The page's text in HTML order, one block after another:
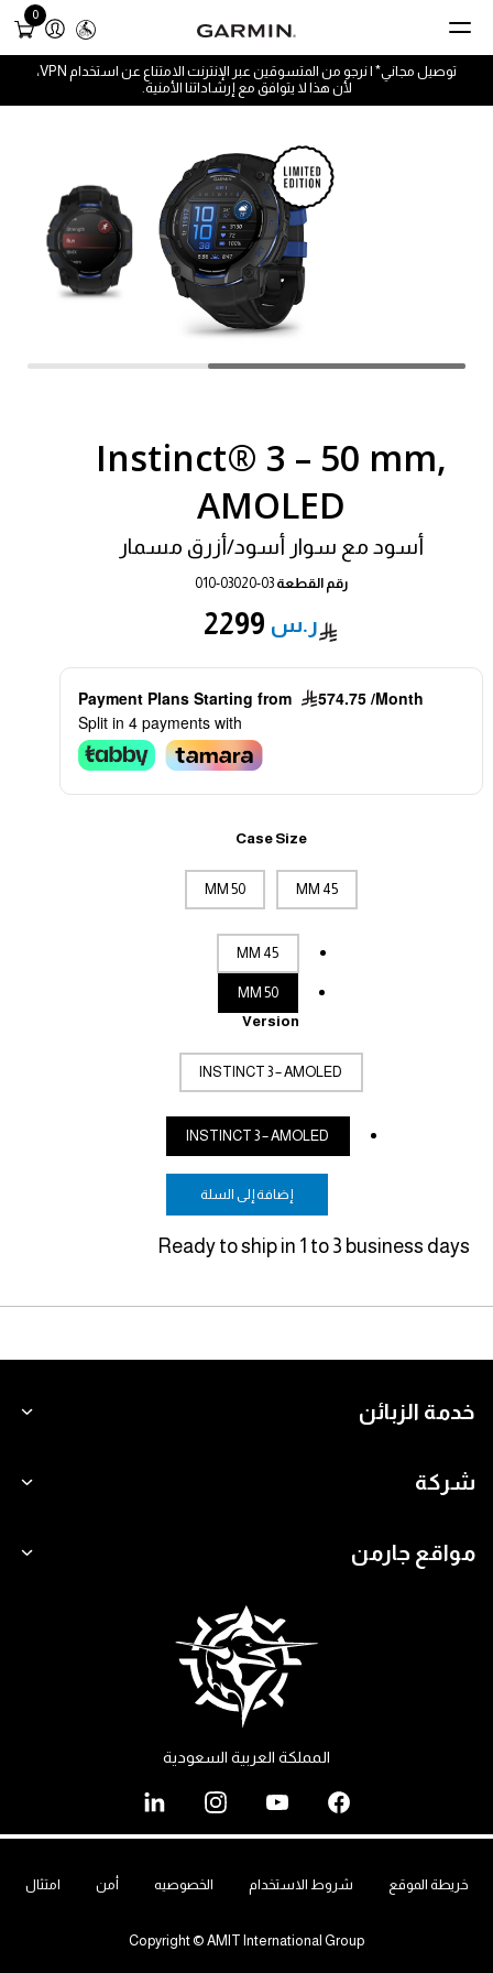
0
توصيل مجاني* | نرجو من المتسوقين عبر الإنترنت الامتناع عن استخدام VPN،
لأن هذا لا يتوافق مع إرشاداتنا الأمنية.
Instinct® 3 – 50 mm,
AMOLED
أسود مع سوار أسود/أزرق مسمار
رقم القطعة010-03020-03
2299
Payment Plans Starting from
574.75 /Month
Split in 4 payments with
Case Size
45 MM
50 MM
45 MM
50 MM
Version
INSTINCT 3 – AMOLED
INSTINCT 3 – AMOLED
إضافة إلى السلة
Ready to ship in 1 to 3 business days
خدمة الزبائن
شركة
مواقع جارمن
المملكة العربية السعودية
Copyright © AMIT International Group
خريطة الموقع شروط الاستخدام الخصوصيه أمن امتثال